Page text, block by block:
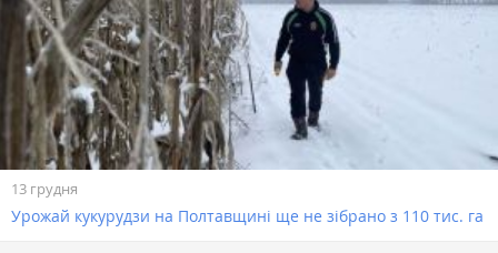
13 грудня
Урожай кукурудзи на Полтавщині ще не зібрано з 110 тис. га